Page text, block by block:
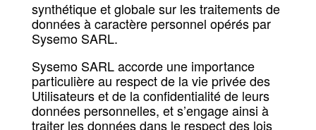
synthétique et globale sur les traitements de
données à caractère personnel opérés par
Sysemo SARL.
Sysemo SARL accorde une importance
particulière au respect de la vie privée des
Utilisateurs et de la confidentialité de leurs
données personnelles, et s’engage ainsi à
traiter les données dans le respect des lois